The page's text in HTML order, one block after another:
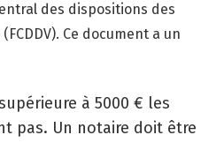
des dispositions des
Ce document a un
à 5000 € les
pas. Un notaire doit être